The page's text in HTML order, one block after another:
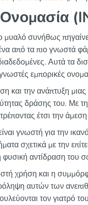
συνήθως πηγαίνει
από τα πιο γνωστά
Αυτά τα
εμπορικές
και την ανάπτυξη
δράσης του. Με
έτσι την
γνωστή για την
σχετικά με την
φυσική αντίδραση του
χρήση και η
αυτών των
τον γιατρό